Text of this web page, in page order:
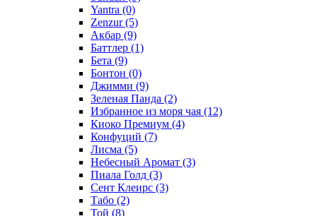
Yantra (0)
Zenzur(5)
Акбар (9)
Баттлер (1)
Бета (9)
Бонтон (0)
Джимми (9)
Зеленая Панда (2)
Избранное из моря чая (12)
Киоко Премиум (4)
Конфуций (7)
Лисма (5)
Небесный Аромат (3)
Пиала Голд (3)
Сент Клеирс (3)
Табо (2)
Той (8)